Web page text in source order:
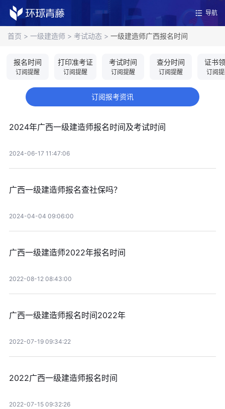
导航
首页 > 一级建造师 > 考试动态 > 一级建造师广西报名时间
报名时间
订阅提醒
打印准考证
订阅提醒
考试时间
订阅提醒
查分时间
订阅提醒
证书
订阅
订阅报考资讯
2024年广西一级建造师报名时间及考试时间
2024-06-17 11:47:06
广西一级建造师报名查社保吗？
2024-04-04 09:06:00
广西一级建造师2022年报名时间
2022-08-12 08:43:00
广西一级建造师报名时间2022年
2022-07-19 09:34:22
2022广西一级建造师报名时间
2022-07-15 09:32:26